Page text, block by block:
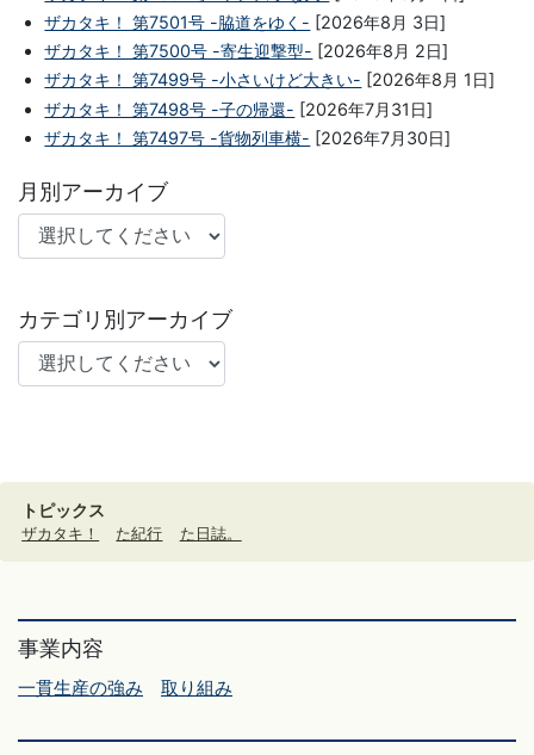
ザカタキ！ 第7501号 -脇道をゆく- [2026年8月 3日]
ザカタキ！ 第7500号 -寄生迎撃型- [2026年8月 2日]
ザカタキ！ 第7499号 -小さいけど大きい- [2026年8月 1日]
ザカタキ！ 第7498号 -子の帰還- [2026年7月31日]
ザカタキ！ 第7497号 -貨物列車横- [2026年7月30日]
月別アーカイブ
カテゴリ別アーカイブ
トピックス
ザカタキ！ た紀行 た日誌。
事業内容
一貫生産の強み 取り組み